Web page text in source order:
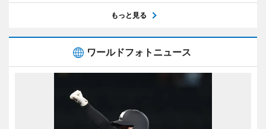
もっと見る
ワールドフォトニュース